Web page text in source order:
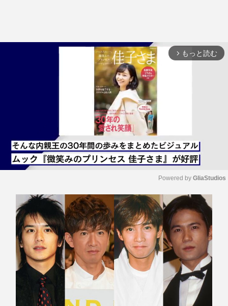
arrow_forward_ios もっと読む
M
u
t
e
Powered by GliaStudios